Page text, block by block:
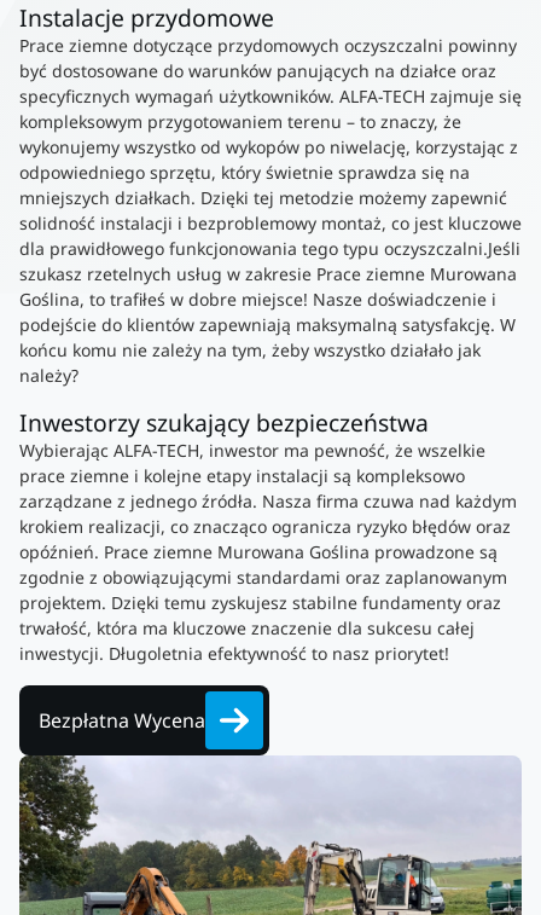
Instalacje przydomowe
Prace ziemne dotyczące przydomowych oczyszczalni powinny
być dostosowane do warunków panujących na działce oraz
specyficznych wymagań użytkowników. ALFA-TECH zajmuje się
kompleksowym przygotowaniem terenu – to znaczy, że
wykonujemy wszystko od wykopów po niwelację, korzystając z
odpowiedniego sprzętu, który świetnie sprawdza się na
mniejszych działkach. Dzięki tej metodzie możemy zapewnić
solidność instalacji i bezproblemowy montaż, co jest kluczowe
dla prawidłowego funkcjonowania tego typu oczyszczalni.Jeśli
szukasz rzetelnych usług w zakresie Prace ziemne Murowana
Goślina, to trafiłeś w dobre miejsce! Nasze doświadczenie i
podejście do klientów zapewniają maksymalną satysfakcję. W
końcu komu nie zależy na tym, żeby wszystko działało jak
należy?
Inwestorzy szukający bezpieczeństwa
Wybierając ALFA-TECH, inwestor ma pewność, że wszelkie
prace ziemne i kolejne etapy instalacji są kompleksowo
zarządzane z jednego źródła. Nasza firma czuwa nad każdym
krokiem realizacji, co znacząco ogranicza ryzyko błędów oraz
opóźnień. Prace ziemne Murowana Goślina prowadzone są
zgodnie z obowiązującymi standardami oraz zaplanowanym
projektem. Dzięki temu zyskujesz stabilne fundamenty oraz
trwałość, która ma kluczowe znaczenie dla sukcesu całej
inwestycji. Długoletnia efektywność to nasz priorytet!
Bezpłatna Wycena